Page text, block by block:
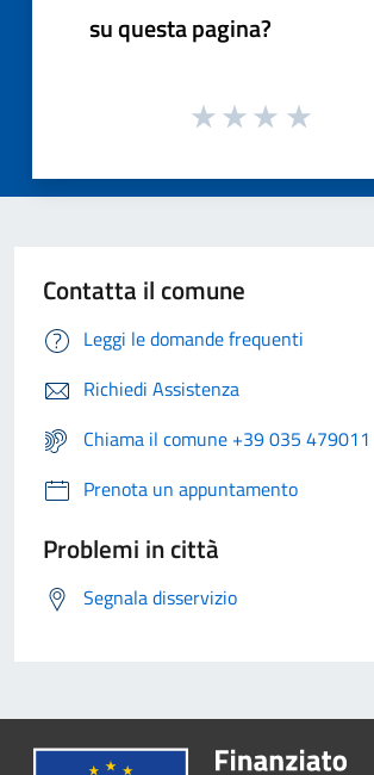
su questa pagina?
Contatta il comune
Leggi le domande frequenti
Richiedi Assistenza
Chiama il comune +39 035 479011
Prenota un appuntamento
Problemi in città
Segnala disservizio